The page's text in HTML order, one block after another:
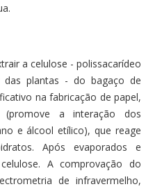
a celulose - polissacarídeo
das plantas - do bagaço de
na fabricação de papel,
a interação dos
e álcool etílico), que reage
Após evaporados e
A comprovação do
de infravermelho,